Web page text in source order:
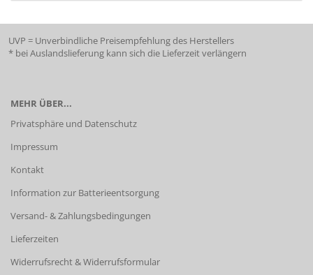
UVP = Unverbindliche Preisempfehlung des Herstellers
* bei Auslandslieferung kann sich die Lieferzeit verlängern
MEHR ÜBER...
Privatsphäre und Datenschutz
Impressum
Kontakt
Information zur Batterieentsorgung
Versand- & Zahlungsbedingungen
Lieferzeiten
Widerrufsrecht & Widerrufsformular